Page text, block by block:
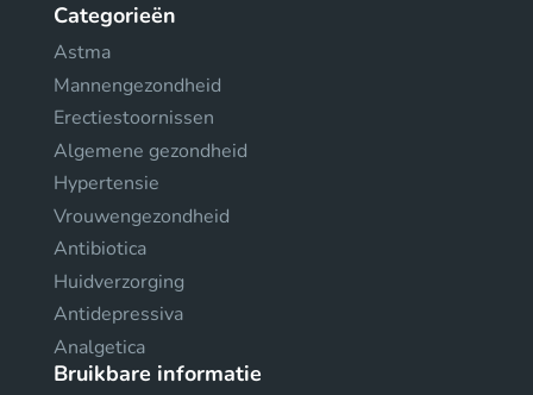
Categorieën
Astma
Mannengezondheid
Erectiestoornissen
Algemene gezondheid
Hypertensie
Vrouwengezondheid
Antibiotica
Huidverzorging
Antidepressiva
Analgetica
Bruikbare informatie